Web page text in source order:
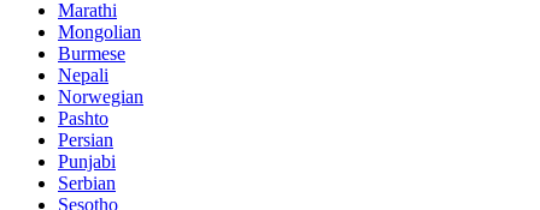
Marathi
Mongolian
Burmese
Nepali
Norwegian
Pashto
Persian
Punjabi
Serbian
Sesotho